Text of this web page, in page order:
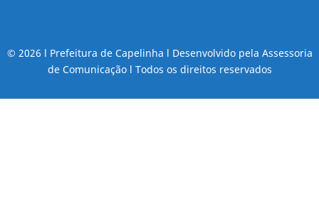
© 2026 l Prefeitura de Capelinha l Desenvolvido pela Assessoria
de Comunicação l Todos os direitos reservados